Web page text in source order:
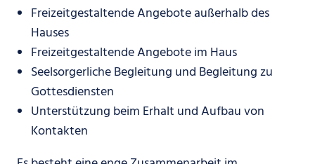
Freizeitgestaltende Angebote außerhalb des
Hauses
Freizeitgestaltende Angebote im Haus
Seelsorgerliche Begleitung und Begleitung zu
Gottesdiensten
Unterstützung beim Erhalt und Aufbau von
Kontakten